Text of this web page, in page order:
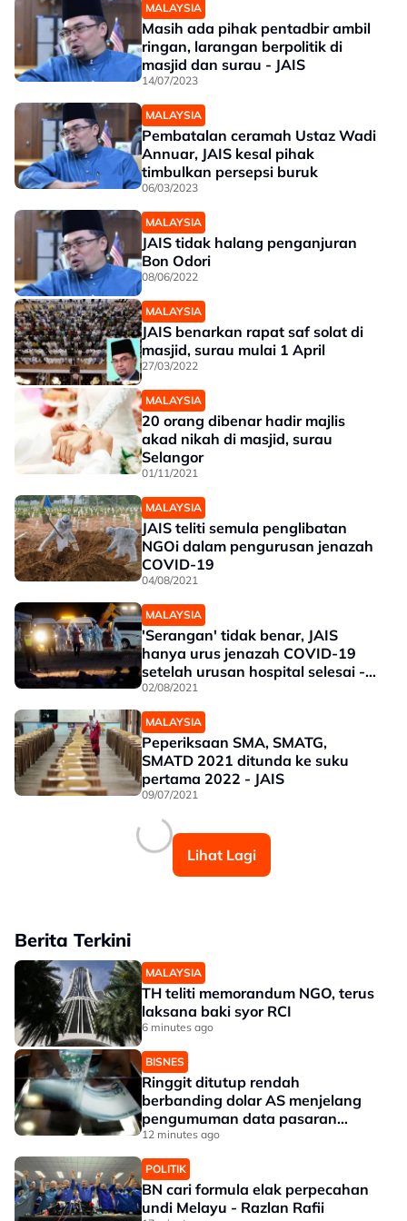
MALAYSIA
Masih ada pihak pentadbir ambil
ringan, larangan berpolitik di
masjid dan surau - JAIS
14/07/2023
MALAYSIA
Pembatalan ceramah Ustaz Wadi
Annuar, JAIS kesal pihak
timbulkan persepsi buruk
06/03/2023
MALAYSIA
JAIS tidak halang penganjuran
Bon Odori
08/06/2022
MALAYSIA
JAIS benarkan rapat saf solat di
masjid, surau mulai 1 April
27/03/2022
MALAYSIA
20 orang dibenar hadir majlis
akad nikah di masjid, surau
Selangor
01/11/2021
MALAYSIA
JAIS teliti semula penglibatan
NGOi dalam pengurusan jenazah
COVID-19
04/08/2021
MALAYSIA
'Serangan' tidak benar, JAIS
hanya urus jenazah COVID-19
setelah urusan hospital selesai -
Pengarah
02/08/2021
MALAYSIA
Peperiksaan SMA, SMATG,
SMATD 2021 ditunda ke suku
pertama 2022 - JAIS
09/07/2021
Lihat Lagi
Berita Terkini
MALAYSIA
TH teliti memorandum NGO, terus
laksana baki syor RCI
6 minutes ago
BISNES
Ringgit ditutup rendah
berbanding dolar AS menjelang
pengumuman data pasaran
buruh AS
12 minutes ago
POLITIK
BN cari formula elak perpecahan
undi Melayu - Razlan Rafii